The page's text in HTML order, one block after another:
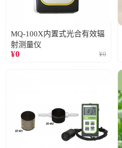
MQ-100X内置式光合有效辐
射测量仪
¥0 ¥0